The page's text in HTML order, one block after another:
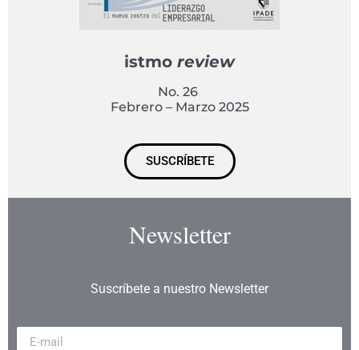
istmo review
No. 26
Febrero – Marzo 2025
SUSCRÍBETE
Newsletter
Suscríbete a nuestro Newsletter